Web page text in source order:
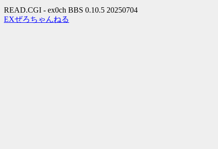
READ.CGI - ex0ch BBS 0.10.5 20250704
EXぜろちゃんねる